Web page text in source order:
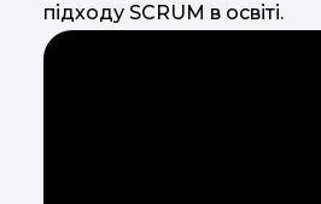
підходу SCRUM в освіті.